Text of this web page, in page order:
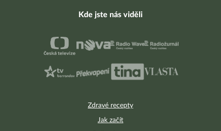
Zdravé recepty
Jak začít
Kde jste nás viděli